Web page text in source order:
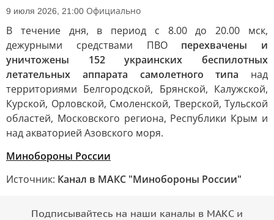
9 июля 2026, 21:00 Официально
В течение дня, в период с 8.00 до 20.00 мск,
дежурными средствами ПВО перехвачены и
уничтожены 152 украинских беспилотных
летательных аппарата самолетного типа над
территориями Белгородской, Брянской, Калужской,
Курской, Орловской, Смоленской, Тверской, Тульской
областей, Московского региона, Республики Крым и
над акваторией Азовского моря.
Минобороны России
Источник: Канал в МАКС "Минобороны России"
Подписывайтесь на наши каналы в МАКС и